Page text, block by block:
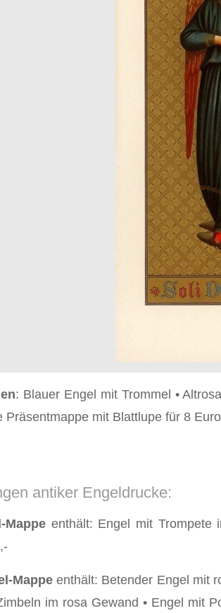
: Blauer Engel mit Trommel •
Präsentmappe mit Blattlupe für 8
antiker Engeldrucke:
Mappe enthält: Engel mit Trompete
Mappe enthält: Betender Engel mit
im rosa Gewand • Engel mit